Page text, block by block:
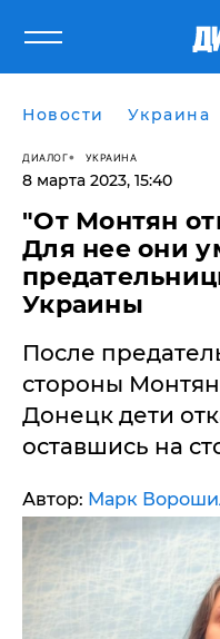
Новости Украина
ДИАЛОГ УКРАИНА
8 марта 2023, 15:40
"От Монтян
Для нее они
Украины
После
стороны Монтян
Донецк дети
оставшись на
Автор: Марк